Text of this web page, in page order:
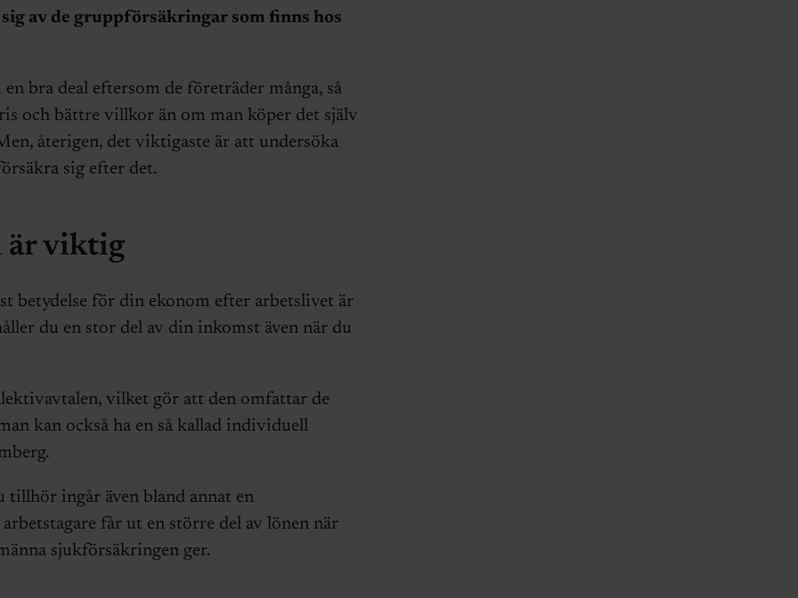
av de gruppförsäkringar som finns hos
bra deal eftersom de företräder många, så
och bättre villkor än om man köper det själv
återigen, det viktigaste är att undersöka
sig efter det.
är viktig
betydelse för din ekonom efter arbetslivet är
du en stor del av din inkomst även när du
vilket gör att den omfattar de
kan också ha en så kallad individuell
ingår även bland annat en
får ut en större del av lönen när
sjukförsäkringen ger.